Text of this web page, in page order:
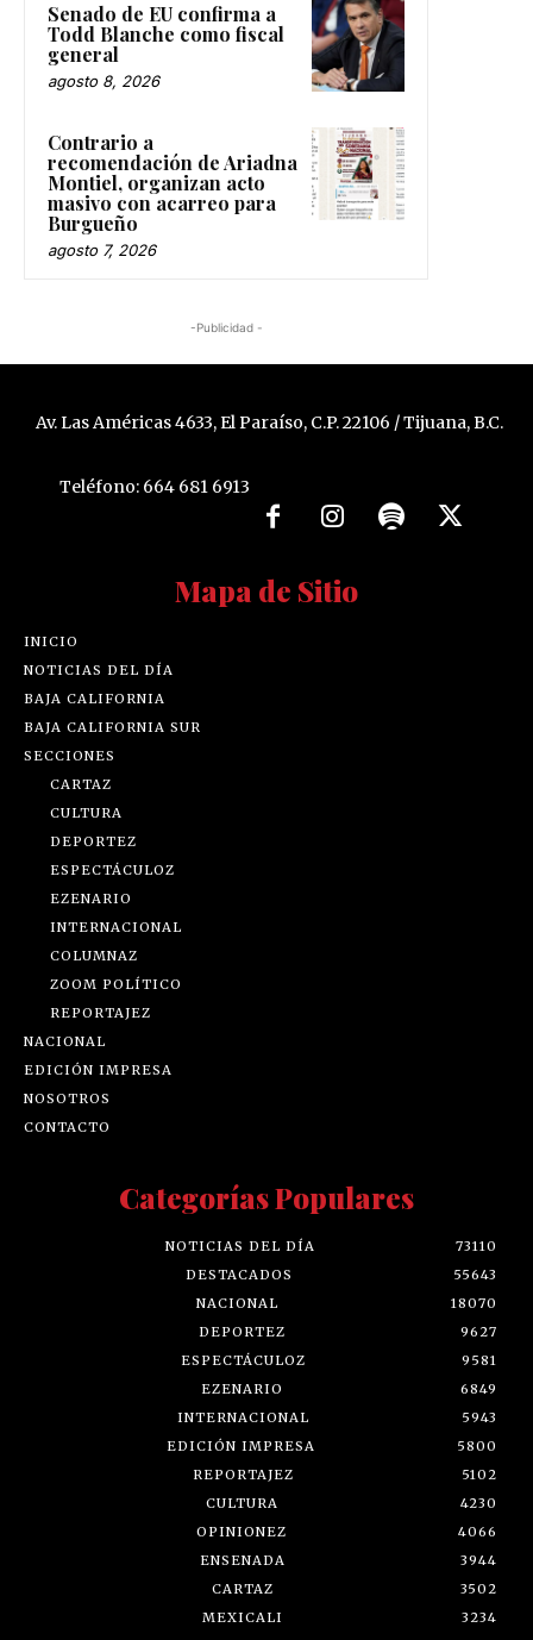
Senado de EU confirma a
Todd Blanche como fiscal
general
agosto 8, 2026
Contrario a
recomendación de Ariadna
Montiel, organizan acto
masivo con acarreo para
Burgueño
agosto 7, 2026
-Publicidad -
Av. Las Américas 4633, El Paraíso, C.P. 22106 / Tijuana, B.C.
Teléfono: 664 681 6913
Mapa de Sitio
INICIO
NOTICIAS DEL DÍA
BAJA CALIFORNIA
BAJA CALIFORNIA SUR
SECCIONES
CARTAZ
CULTURA
DEPORTEZ
ESPECTÁCULOZ
EZENARIO
INTERNACIONAL
COLUMNAZ
ZOOM POLÍTICO
REPORTAJEZ
NACIONAL
EDICIÓN IMPRESA
NOSOTROS
CONTACTO
Categorías Populares
NOTICIAS DEL DÍA
73110
DESTACADOS
55643
NACIONAL
18070
DEPORTEZ
9627
ESPECTÁCULOZ
9581
EZENARIO
6849
INTERNACIONAL
5943
EDICIÓN IMPRESA
5800
REPORTAJEZ
5102
CULTURA
4230
OPINIONEZ
4066
ENSENADA
3944
CARTAZ
3502
MEXICALI
3234